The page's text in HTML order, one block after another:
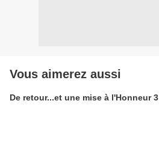
Vous aimerez aussi
De retour...et une mise à l'Honneur 3